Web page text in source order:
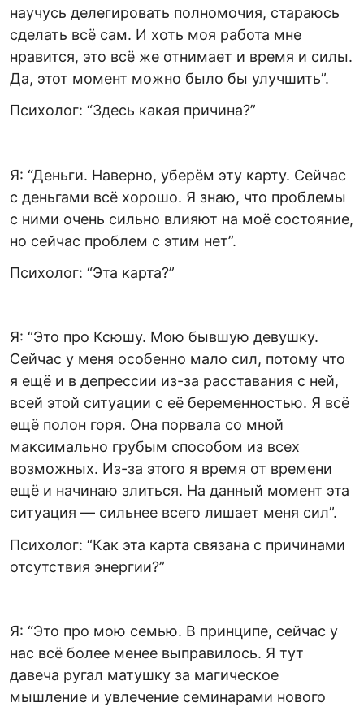
научусь делегировать полномочия, стараюсь
сделать всё сам. И хоть моя работа мне
нравится, это всё же отнимает и время и силы.
Да, этот момент можно было бы улучшить”.
Психолог: “Здесь какая причина?”
Я: “Деньги. Наверно, уберём эту карту. Сейчас
с деньгами всё хорошо. Я знаю, что проблемы
с ними очень сильно влияют на моё состояние,
но сейчас проблем с этим нет”.
Психолог: “Эта карта?”
Я: “Это про Ксюшу. Мою бывшую девушку.
Сейчас у меня особенно мало сил, потому что
я ещё и в депрессии из-за расставания с ней,
всей этой ситуации с её беременностью. Я всё
ещё полон горя. Она порвала со мной
максимально грубым способом из всех
возможных. Из-за этого я время от времени
ещё и начинаю злиться. На данный момент эта
ситуация — сильнее всего лишает меня сил”.
Психолог: “Как эта карта связана с причинами
отсутствия энергии?”
Я: “Это про мою семью. В принципе, сейчас у
нас всё более менее выправилось. Я тут
давеча ругал матушку за магическое
мышление и увлечение семинарами нового